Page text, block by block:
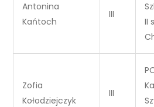
Antonina
Kańtoch
III
II
Zofia
Kołodziejczyk
III